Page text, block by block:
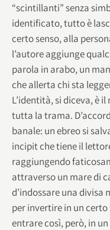
“scintillanti” senza
identificato, tutto è
certo senso, alla
l’autore aggiunge
parola in arabo, un
che allerta chi sta
L’identità, si diceva, è
tutta la trama.
banale: un ebreo si
incipit che tiene il
raggiungendo
attraverso un mare di
d’indossare una
per invertire in un certo
entrare così, però, in